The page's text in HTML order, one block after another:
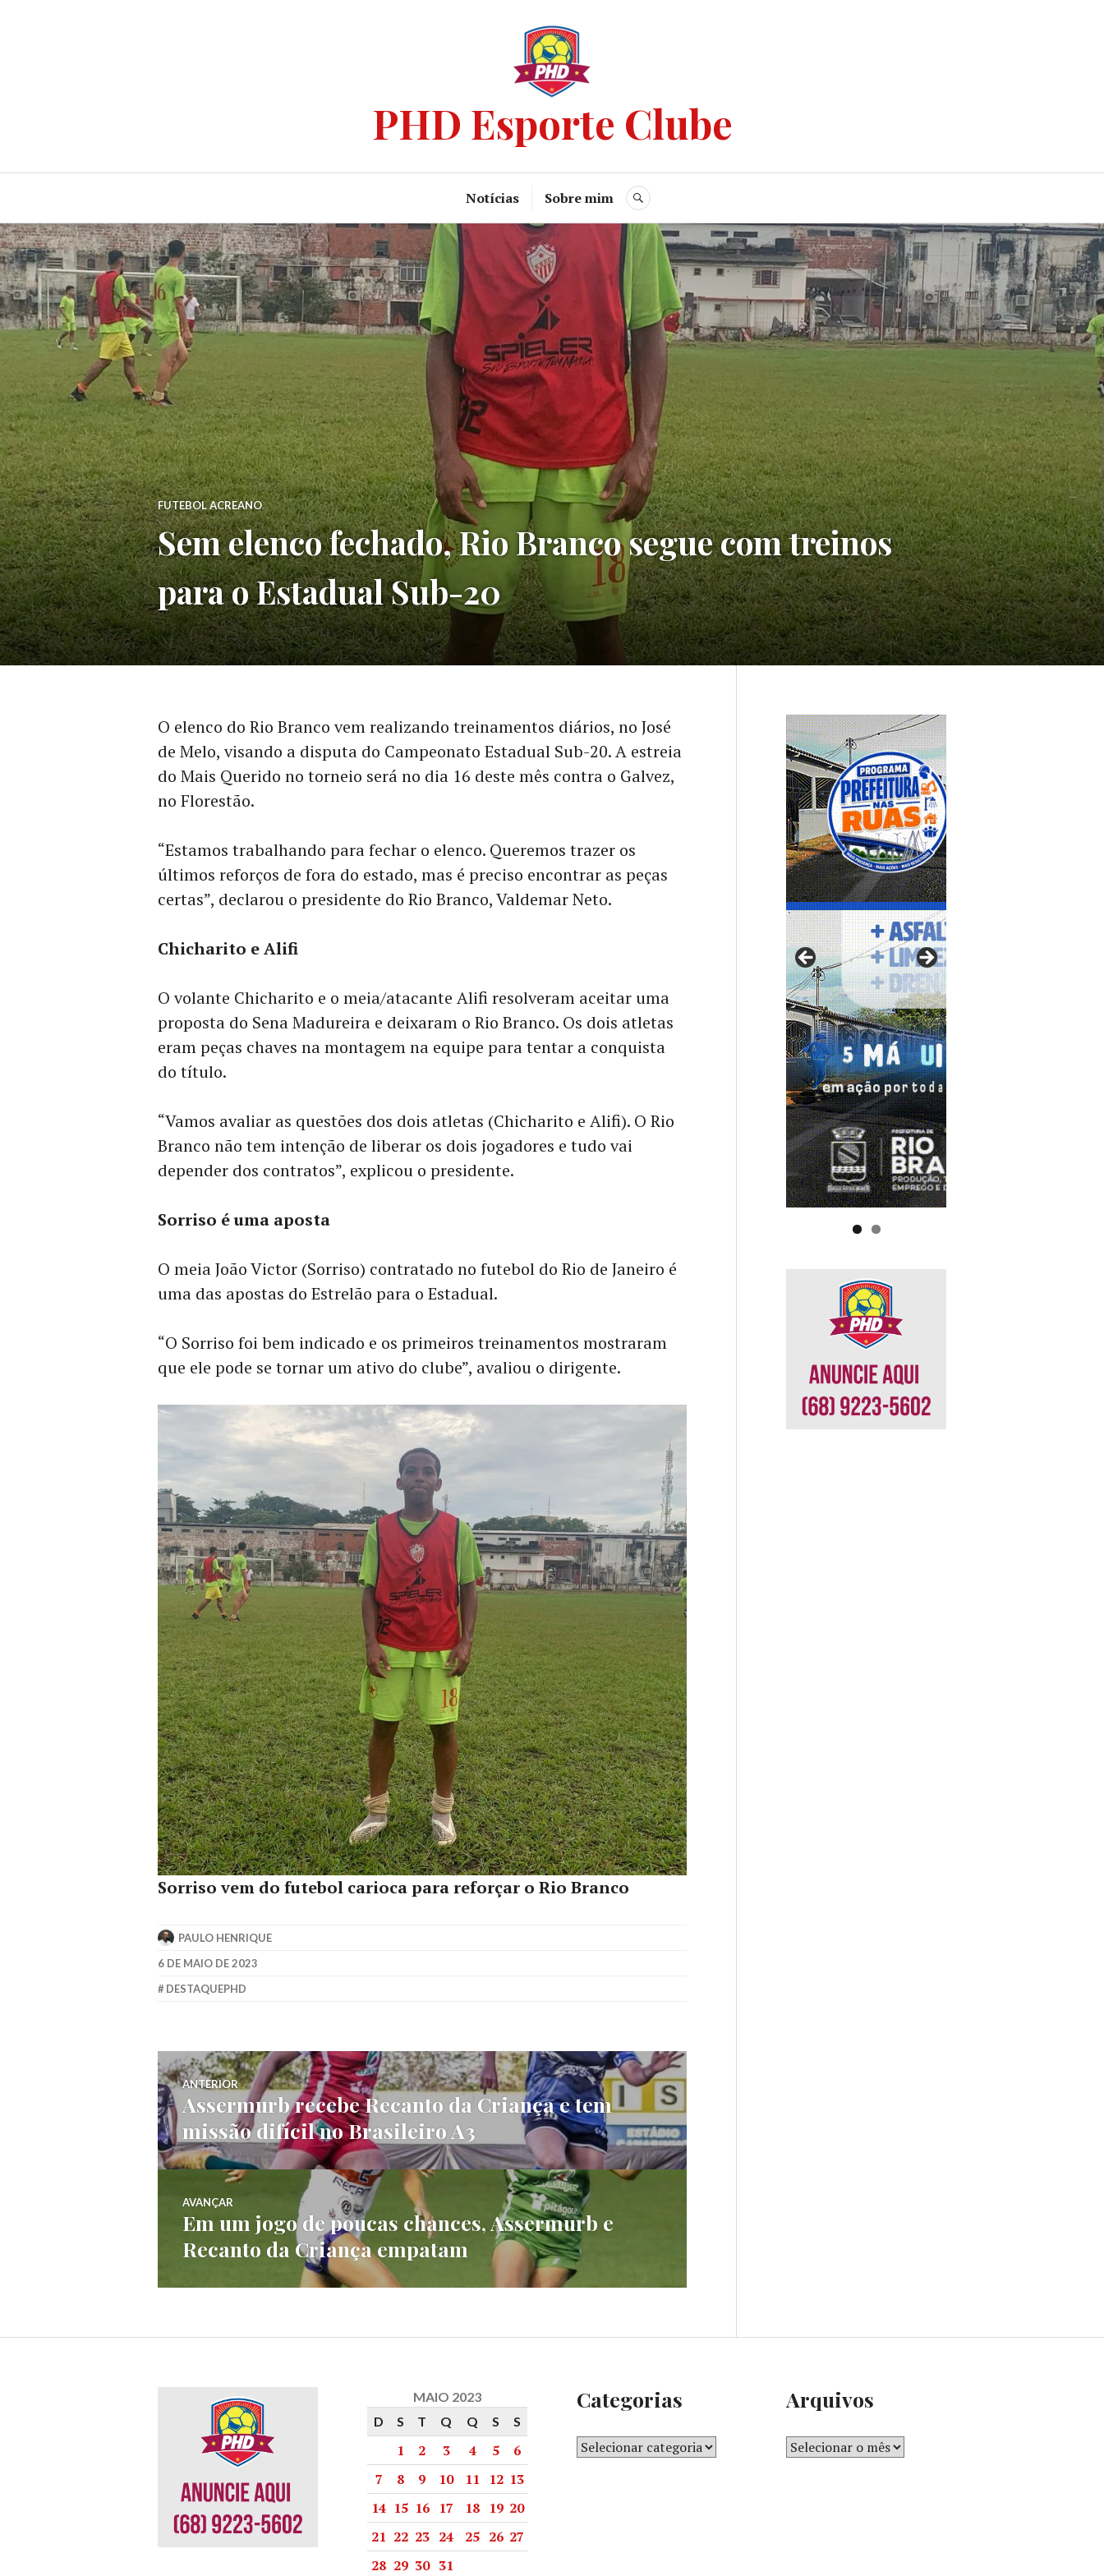
PHD Esporte Clube
Notícias Sobre mim
FUTEBOL ACREANO
Sem elenco fechado, Rio Branco segue com treinos
para o Estadual Sub-20
O elenco do Rio Branco vem realizando treinamentos diários, no José
de Melo, visando a disputa do Campeonato Estadual Sub-20. A estreia
do Mais Querido no torneio será no dia 16 deste mês contra o Galvez,
no Florestão.
“Estamos trabalhando para fechar o elenco. Queremos trazer os
últimos reforços de fora do estado, mas é preciso encontrar as peças
certas”, declarou o presidente do Rio Branco, Valdemar Neto.
Chicharito e Alifi
O volante Chicharito e o meia/atacante Alifi resolveram aceitar uma
proposta do Sena Madureira e deixaram o Rio Branco. Os dois atletas
eram peças chaves na montagem na equipe para tentar a conquista
do título.
“Vamos avaliar as questões dos dois atletas (Chicharito e Alifi). O Rio
Branco não tem intenção de liberar os dois jogadores e tudo vai
depender dos contratos”, explicou o presidente.
Sorriso é uma aposta
O meia João Victor (Sorriso) contratado no futebol do Rio de Janeiro é
uma das apostas do Estrelão para o Estadual.
“O Sorriso foi bem indicado e os primeiros treinamentos mostraram
que ele pode se tornar um ativo do clube”, avaliou o dirigente.
Sorriso vem do futebol carioca para reforçar o Rio Branco
PAULO HENRIQUE
6 DE MAIO DE 2023
DESTAQUEPHD
ANTERIOR
Assermurb recebe Recanto da Criança e tem
missão difícil no Brasileiro A3
AVANÇAR
Em um jogo de poucas chances, Assermurb e
Recanto da Criança empatam
MAIO 2023
D
S T Q Q S S
1 2 3 4 5
6
7
8 9 10 11 12 13
14 15 16 17 18 19 20
21 22 23 24 25 26 27
28 29 30 31
Categorias Arquivos